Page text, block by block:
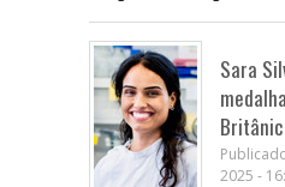
Sara
2025 -